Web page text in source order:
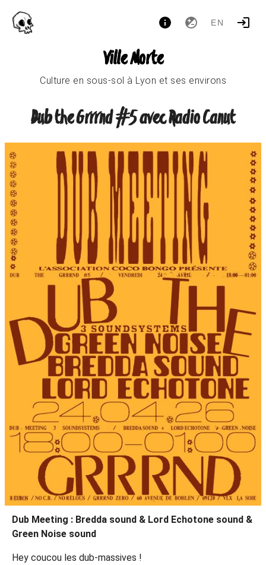
EN
Ville Morte
Culture en sous-sol à Lyon et ses environs
Dub the Grrrnd #5 avec Radio Canut
Dub Meeting : Bredda sound & Lord Echotone sound &
Green Noise sound
Hey coucou les dub-massives !